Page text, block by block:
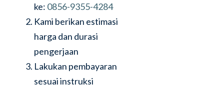
ke: 0856-9355-4284
Kami berikan estimasi
harga dan durasi
pengerjaan
Lakukan pembayaran
sesuai instruksi